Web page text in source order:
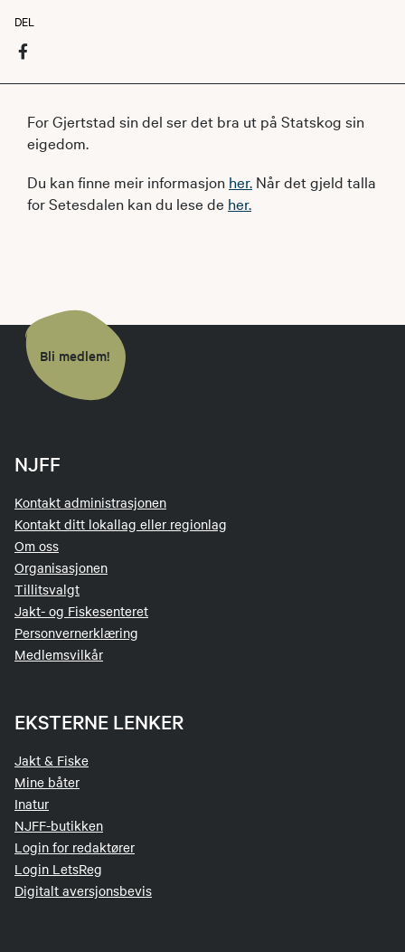
DEL
For Gjertstad sin del ser det bra ut på Statskog sin
eigedom.
Du kan finne meir informasjon her. Når det gjeld talla
for Setesdalen kan du lese de her.
Bli medlem!
NJFF
Kontakt administrasjonen
Kontakt ditt lokallag eller regionlag
Om oss
Organisasjonen
Tillitsvalgt
Jakt- og Fiskesenteret
Personvernerklæring
Medlemsvilkår
EKSTERNE LENKER
Jakt & Fiske
Mine båter
Inatur
NJFF-butikken
Login for redaktører
Login LetsReg
Digitalt aversjonsbevis